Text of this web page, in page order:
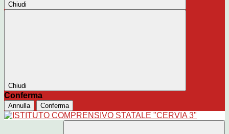
Chiudi
Chiudi
Conferma
Annulla Conferma